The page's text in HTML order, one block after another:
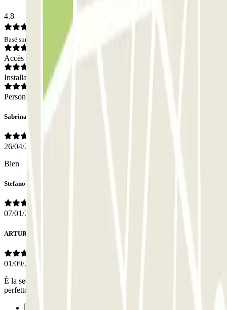
4.8
Basé sur 4 avis
Accès
Installations
Personnel
Sabrina
26/04/2026
Bien
Stefano
07/01/2026
ARTURO
01/09/2025
È la seconda volta che uso questo garage, prenotazione online, tutto
perfetto sia nel lasciare che ritirare l'auto .